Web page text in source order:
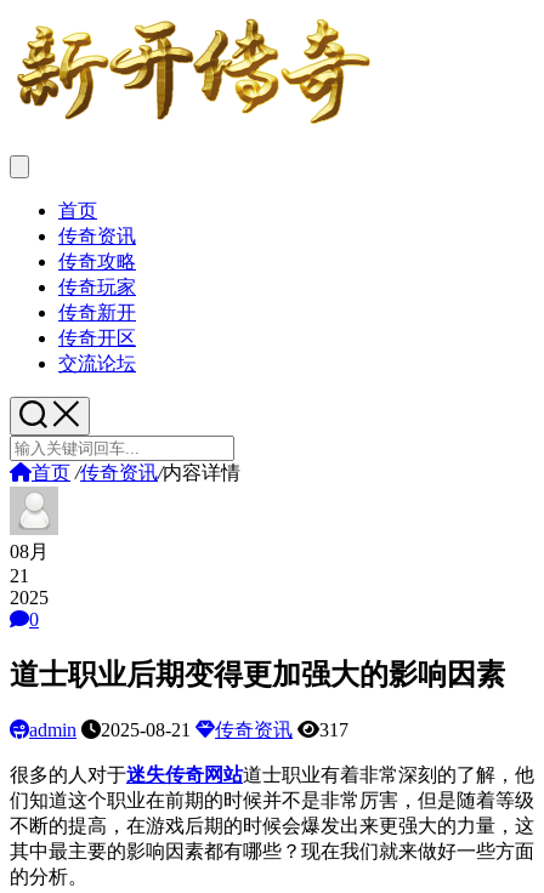
首页
传奇资讯
传奇攻略
传奇玩家
传奇新开
传奇开区
交流论坛
首页 /传奇资讯/内容详情
08月
21
2025
0
道士职业后期变得更加强大的影响因素
admin 2025-08-21 传奇资讯 317
很多的人对于迷失传奇网站道士职业有着非常深刻的了解，他
们知道这个职业在前期的时候并不是非常厉害，但是随着等级
不断的提高，在游戏后期的时候会爆发出来更强大的力量，这
其中最主要的影响因素都有哪些？现在我们就来做好一些方面
的分析。